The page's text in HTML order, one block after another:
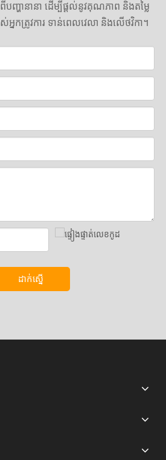
ហានានា ដើម្បីផ្តល់នូវគុណភាព និងតម្លៃ
នកត្រូវការ ទាន់ពេលវេលា និងលើថវិកា។
ដាក់ស្នើ